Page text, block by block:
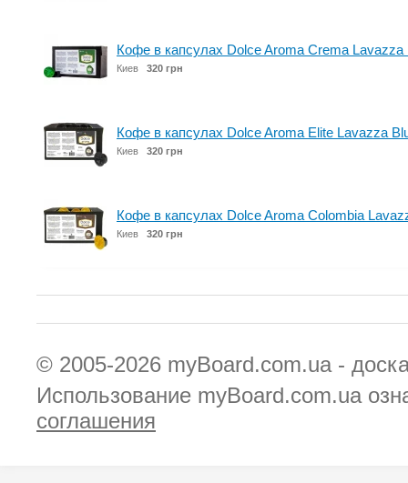
Кофе в капсулах Dolce Aroma Crema Lavazza
Киев 320 грн
Кофе в капсулах Dolce Aroma Elite Lavazza
Киев 320 грн
Кофе в капсулах Dolce Aroma Colombia
Киев 320 грн
© 2005-2026 myBoard.com.ua -
Использование myBoard.com.ua
соглашения